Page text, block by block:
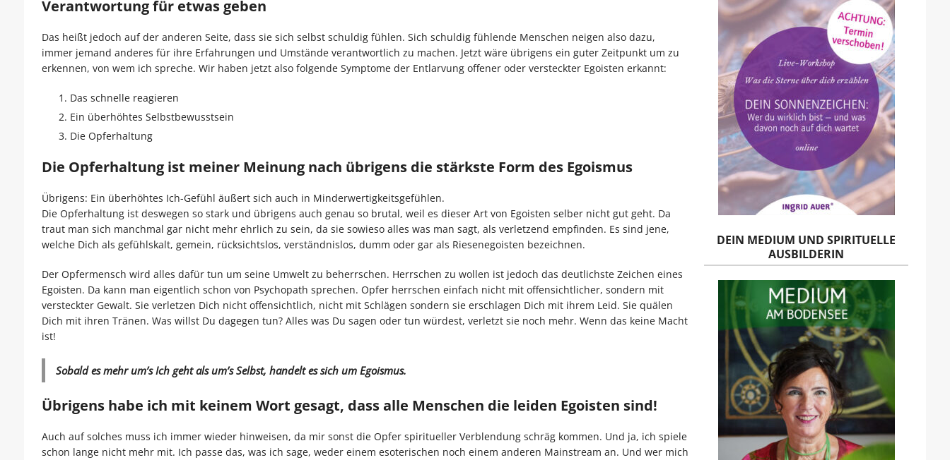
Verantwortung für etwas geben
Das heißt jedoch auf der anderen Seite, dass sie sich selbst schuldig fühlen. Sich schuldig fühlende Menschen neigen also dazu,
immer jemand anderes für ihre Erfahrungen und Umstände verantwortlich zu machen. Jetzt wäre übrigens ein guter Zeitpunkt um zu
erkennen, von wem ich spreche. Wir haben jetzt also folgende Symptome der Entlarvung offener oder versteckter Egoisten erkannt:
Das schnelle reagieren
Ein überhöhtes Selbstbewusstsein
Die Opferhaltung
Die Opferhaltung ist meiner Meinung nach übrigens die stärkste Form des Egoismus
Übrigens: Ein überhöhtes Ich-Gefühl äußert sich auch in Minderwertigkeitsgefühlen.
Die Opferhaltung ist deswegen so stark und übrigens auch genau so brutal, weil es dieser Art von Egoisten selber nicht gut geht. Da
traut man sich manchmal gar nicht mehr ehrlich zu sein, da sie sowieso alles was man sagt, als verletzend empfinden. Es sind jene,
welche Dich als gefühlskalt, gemein, rücksichtslos, verständnislos, dumm oder gar als Riesenegoisten bezeichnen.
Der Opfermensch wird alles dafür tun um seine Umwelt zu beherrschen. Herrschen zu wollen ist jedoch das deutlichste Zeichen eines
Egoisten. Da kann man eigentlich schon von Psychopath sprechen. Opfer herrschen einfach nicht mit offensichtlicher, sondern mit
versteckter Gewalt. Sie verletzen Dich nicht offensichtlich, nicht mit Schlägen sondern sie erschlagen Dich mit ihrem Leid. Sie quälen
Dich mit ihren Tränen. Was willst Du dagegen tun? Alles was Du sagen oder tun würdest, verletzt sie noch mehr. Wenn das keine Macht
ist!
Sobald es mehr um’s Ich geht als um’s Selbst, handelt es sich um Egoismus.
Übrigens habe ich mit keinem Wort gesagt, dass alle Menschen die leiden Egoisten sind!
Auch auf solches muss ich immer wieder hinweisen, da mir sonst die Opfer spiritueller Verblendung schräg kommen. Und ja, ich spiele
schon lange nicht mehr mit. Ich passe das, was ich sage, weder einem esoterischen noch einem anderen Mainstream an. Und wer mich
DEIN MEDIUM UND SPIRITUELLE
AUSBILDERIN